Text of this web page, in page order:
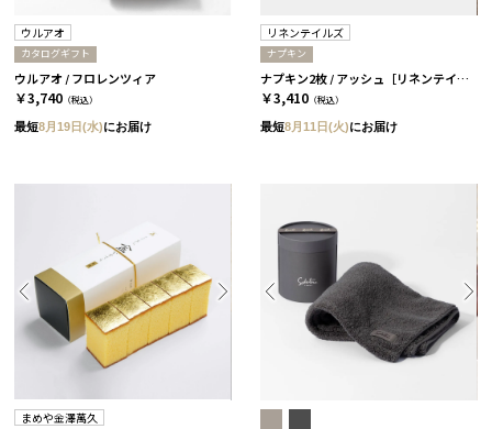
ウルアオ
カタログギフト
ウルアオ / フロレンツィア
￥3,740 （税込）
最短8月19日(水)にお届け
リネンテイルズ
ナプキン
ナプキン2枚 / アッシュ［リネンテイル］
￥3,410 （税込）
最短8月11日(火)にお届け
まめや金澤萬久